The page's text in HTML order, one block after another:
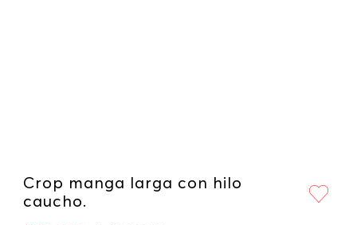
Crop manga larga con hilo
caucho.